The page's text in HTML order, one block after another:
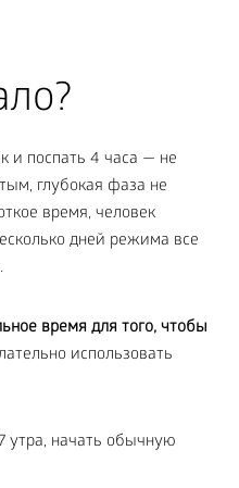
и поспать 4 часа — не
глубокая фаза не
время, человек
дней режима все
время для того, чтобы
использовать
утра, начать обычную